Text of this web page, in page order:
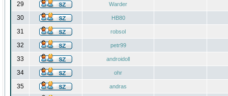
29 Warder
30 HB80
31 robsol
32 petr99
33 androidoll
34 ohr
35 andras